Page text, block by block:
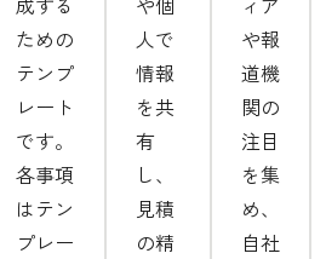
ための
テンプ
レート
です。
各事項
はテン
プレー
人で
情報
を共
有
し、
見積
の精
や報
道機
関の
注目
を集
め、
自社